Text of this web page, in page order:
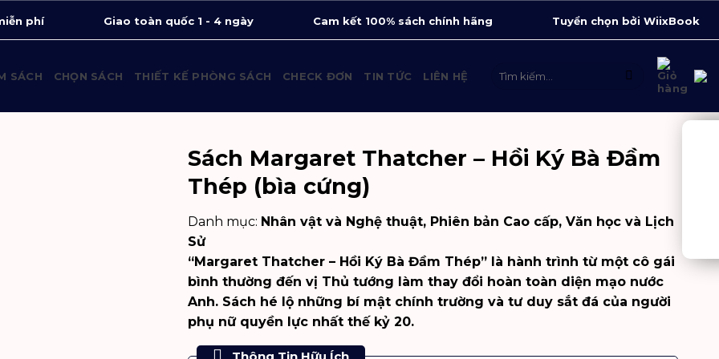
phí Giao toàn quốc 1 - 4 ngày Cam kết 100% sách chính hãng Tuyển chọn bởi WiixBook
SÁCH CHỌN SÁCH THIẾT KẾ PHÒNG SÁCH CHECK ĐƠN TIN TỨC LIÊN HỆ
Tìm
Sách Margaret Thatcher – Hồi Ký Bà Đầm
Thép (bìa cứng)
Danh mục: Nhân vật và Nghệ thuật, Phiên bản Cao cấp, Văn học và Lịch
Sử
“Margaret Thatcher – Hồi Ký Bà Đầm Thép” là hành trình từ một cô gái
bình thường đến vị Thủ tướng làm thay đổi hoàn toàn diện mạo nước
Anh. Sách hé lộ những bí mật chính trường và tư duy sắt đá của người
phụ nữ quyền lực nhất thế kỷ 20.
Thông Tin Hữu Ích